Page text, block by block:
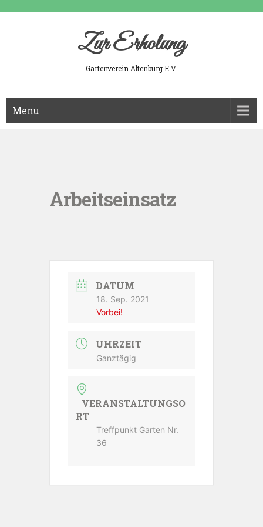
Zur Erholung
Gartenverein Altenburg E.V.
Menu
Arbeitseinsatz
DATUM
18. Sep. 2021
Vorbei!
UHRZEIT
Ganztägig
VERANSTALTUNGSO
RT
Treffpunkt Garten Nr.
36